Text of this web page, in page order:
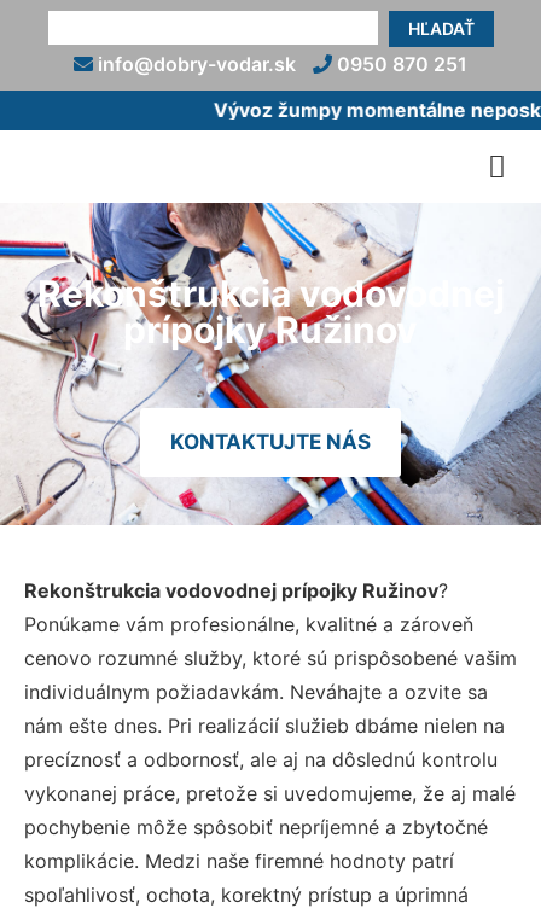
HĽADAŤ
info@dobry-vodar.sk
0950 870 251
Vývoz žumpy momentálne
Rekonštrukcia vodovodnej
prípojky Ružinov
KONTAKTUJTE NÁS
Rekonštrukcia vodovodnej prípojky Ružinov?
Ponúkame vám profesionálne, kvalitné a zároveň
cenovo rozumné služby, ktoré sú prispôsobené vašim
individuálnym požiadavkám. Neváhajte a ozvite sa
nám ešte dnes. Pri realizácií služieb dbáme nielen na
precíznosť a odbornosť, ale aj na dôslednú kontrolu
vykonanej práce, pretože si uvedomujeme, že aj malé
pochybenie môže spôsobiť nepríjemné a zbytočné
komplikácie. Medzi naše firemné hodnoty patrí
spoľahlivosť, ochota, korektný prístup a úprimná